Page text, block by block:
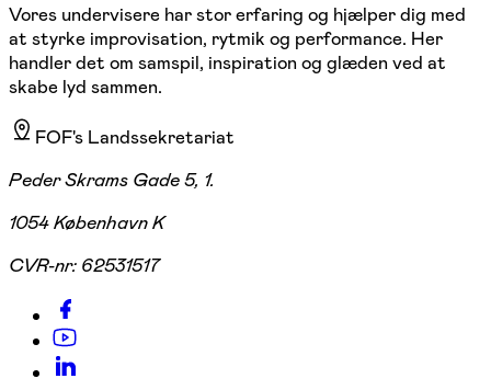
Vores undervisere har stor erfaring og hjælper dig med
at styrke improvisation, rytmik og performance. Her
handler det om samspil, inspiration og glæden ved at
skabe lyd sammen.
FOF's Landssekretariat
Peder Skrams Gade 5, 1.
1054 København K
CVR-nr: 62531517